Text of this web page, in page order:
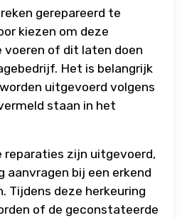
gerepareerd te
kiezen om deze
of dit laten doen
Het is belangrijk
uitgevoerd volgens
staan in het
reparaties zijn uitgevoerd,
aanvragen bij een erkend
Tijdens deze herkeuring
of de geconstateerde